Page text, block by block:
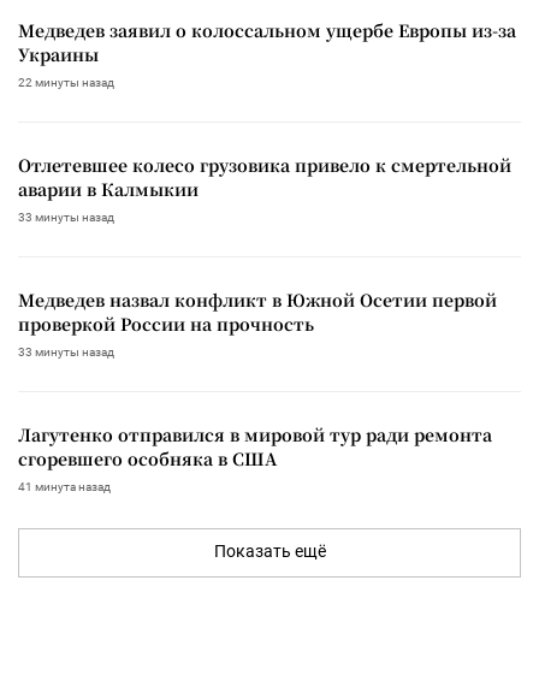
Медведев заявил о колоссальном ущербе Европы из-за
Украины
22 минуты назад
Отлетевшее колесо грузовика привело к смертельной
аварии в Калмыкии
33 минуты назад
Медведев назвал конфликт в Южной Осетии первой
проверкой России на прочность
33 минуты назад
Лагутенко отправился в мировой тур ради ремонта
сгоревшего особняка в США
41 минута назад
Показать ещё